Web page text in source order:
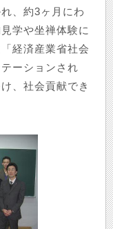
、約3ヶ月にわ
学や坐禅体験に
経済産業省社会
ーションされ
、社会貢献でき